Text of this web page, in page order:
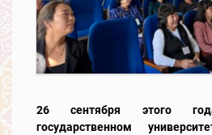
26 сентября этого
государственном